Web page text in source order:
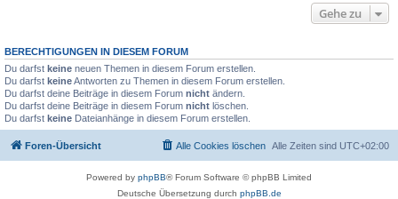
Gehe zu
BERECHTIGUNGEN IN DIESEM FORUM
Du darfst keine neuen Themen in diesem Forum erstellen.
Du darfst keineAntworten zu Themen in diesem Forum erstellen.
Du darfst deine Beiträge in diesem Forum nicht ändern.
Du darfst deine Beiträge in diesem Forum nicht löschen.
Du darfst keine Dateianhänge in diesem Forum erstellen.
Foren-Übersicht Alle Zeiten sind UTC+02:00
Alle Cookies löschen
Powered by phpBB® Forum Software © phpBB Limited
Deutsche Übersetzung durch phpBB.de